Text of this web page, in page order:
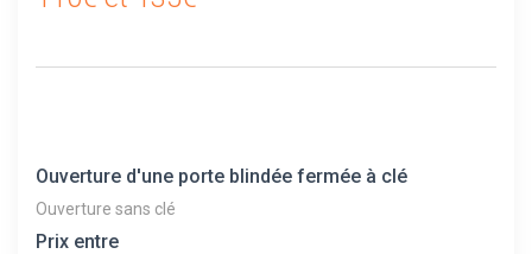
Ouverture d'une porte blindée fermée à clé
Ouverture sans clé
Prix entre